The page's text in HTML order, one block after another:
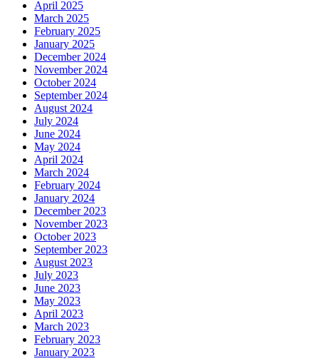
April 2025
March 2025
February 2025
January 2025
December 2024
November 2024
October 2024
September 2024
August 2024
July 2024
June 2024
May 2024
April 2024
March 2024
February 2024
January 2024
December 2023
November 2023
October 2023
September 2023
August 2023
July 2023
June 2023
May 2023
April 2023
March 2023
February 2023
January 2023